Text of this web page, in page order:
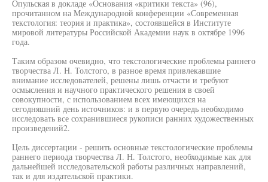
Опульская в докладе «Основания «критики текста» (96),
прочитанном на Международной конференции «Современная
текстология: теория и практика», состоявшейся в Институте
мировой литературы Российской Академии наук в октябре 1996
года.
Таким образом очевидно, что текстологические проблемы раннего
творчества Л. Н. Толстого, в разное время привлекавшие
внимание исследователей, решены лишь отчасти и требуют
осмысления и научного практического решения в своей
совокупности, с использованием всех имеющихся на
сегодняшний день источников: и в первую очередь необходимо
исследовать все сохранившиеся рукописи ранних художественных
произведений2.
Цель диссертации - решить основные текстологические проблемы
раннего периода творчества Л. Н. Толстого, необходимые как для
дальнейшей исследовательской работы различных направлений,
так и для издательской практики.